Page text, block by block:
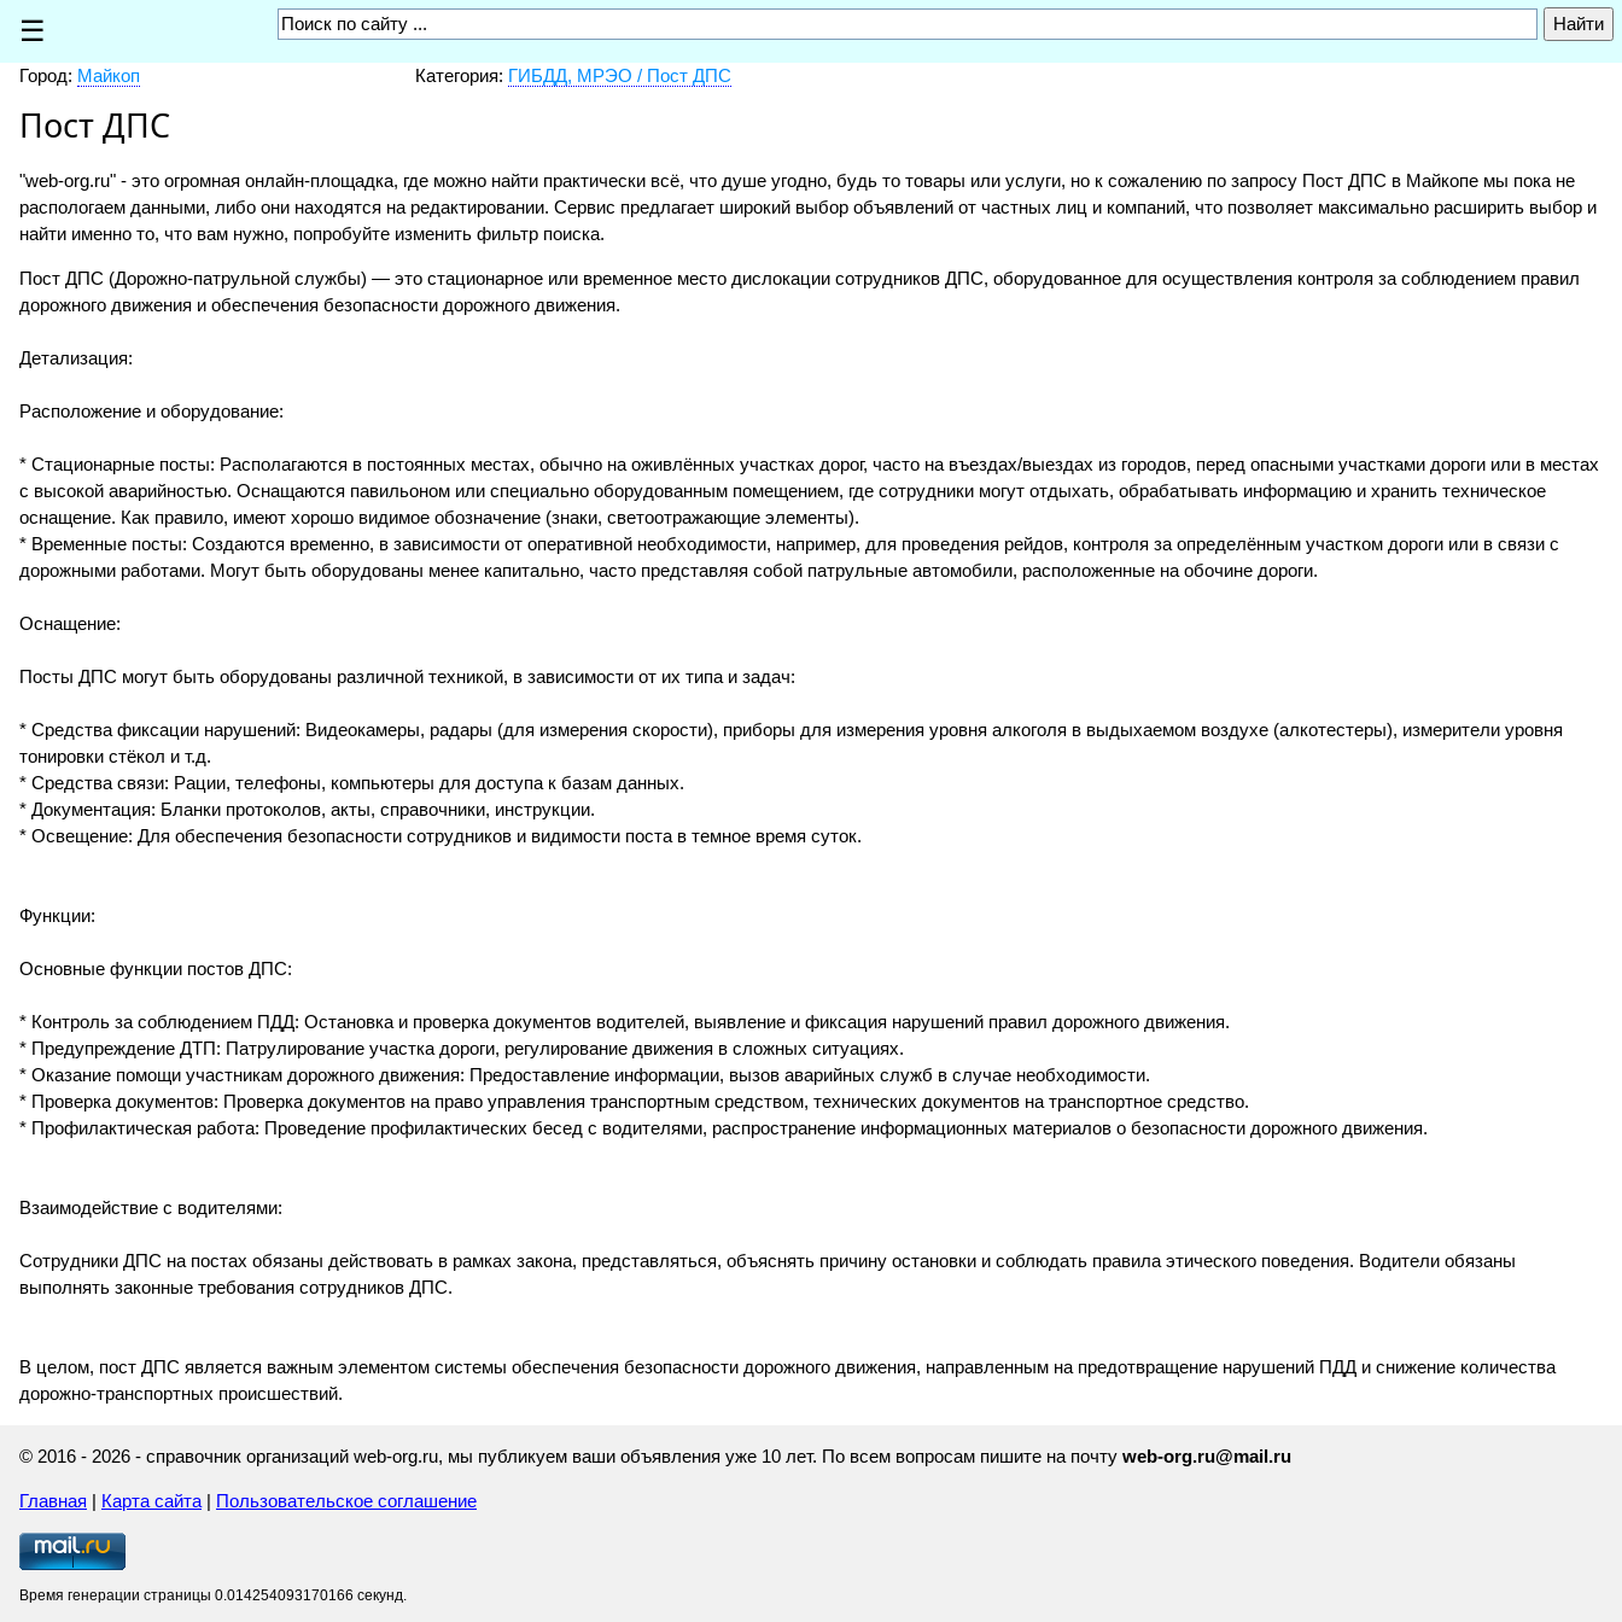
☰
Город: Майкоп Категория: ГИБДД, МРЭО / Пост ДПС
Пост ДПС
"web-org.ru" - это огромная онлайн-площадка, где можно найти практически всё, что душе угодно, будь то товары или услуги, но к сожалению по запросу Пост ДПС в Майкопе мы пока не
распологаем данными, либо они находятся на редактировании. Сервис предлагает широкий выбор объявлений от частных лиц и компаний, что позволяет максимально расширить выбор и
найти именно то, что вам нужно, попробуйте изменить фильтр поиска.
Пост ДПС (Дорожно-патрульной службы) — это стационарное или временное место дислокации сотрудников ДПС, оборудованное для осуществления контроля за соблюдением правил
дорожного движения и обеспечения безопасности дорожного движения.
Детализация:
Расположение и оборудование:
* Стационарные посты: Располагаются в постоянных местах, обычно на оживлённых участках дорог, часто на въездах/выездах из городов, перед опасными участками дороги или в местах
с высокой аварийностью. Оснащаются павильоном или специально оборудованным помещением, где сотрудники могут отдыхать, обрабатывать информацию и хранить техническое
оснащение. Как правило, имеют хорошо видимое обозначение (знаки, светоотражающие элементы).
* Временные посты: Создаются временно, в зависимости от оперативной необходимости, например, для проведения рейдов, контроля за определённым участком дороги или в связи с
дорожными работами. Могут быть оборудованы менее капитально, часто представляя собой патрульные автомобили, расположенные на обочине дороги.
Оснащение:
Посты ДПС могут быть оборудованы различной техникой, в зависимости от их типа и задач:
* Средства фиксации нарушений: Видеокамеры, радары (для измерения скорости), приборы для измерения уровня алкоголя в выдыхаемом воздухе (алкотестеры), измерители уровня
тонировки стёкол и т.д.
* Средства связи: Рации, телефоны, компьютеры для доступа к базам данных.
* Документация: Бланки протоколов, акты, справочники, инструкции.
* Освещение: Для обеспечения безопасности сотрудников и видимости поста в темное время суток.
Функции:
Основные функции постов ДПС:
* Контроль за соблюдением ПДД: Остановка и проверка документов водителей, выявление и фиксация нарушений правил дорожного движения.
* Предупреждение ДТП: Патрулирование участка дороги, регулирование движения в сложных ситуациях.
* Оказание помощи участникам дорожного движения: Предоставление информации, вызов аварийных служб в случае необходимости.
* Проверка документов: Проверка документов на право управления транспортным средством, технических документов на транспортное средство.
* Профилактическая работа: Проведение профилактических бесед с водителями, распространение информационных материалов о безопасности дорожного движения.
Взаимодействие с водителями:
Сотрудники ДПС на постах обязаны действовать в рамках закона, представляться, объяснять причину остановки и соблюдать правила этического поведения. Водители обязаны
выполнять законные требования сотрудников ДПС.
В целом, пост ДПС является важным элементом системы обеспечения безопасности дорожного движения, направленным на предотвращение нарушений ПДД и снижение количества
дорожно-транспортных происшествий.
© 2016 - 2026 - справочник организаций web-org.ru, мы публикуем ваши объявления уже 10 лет. По всем вопросам пишите на почту web-org.ru@mail.ru
Главная | Карта сайта| Пользовательское соглашение
Время генерации страницы 0.014254093170166 секунд.